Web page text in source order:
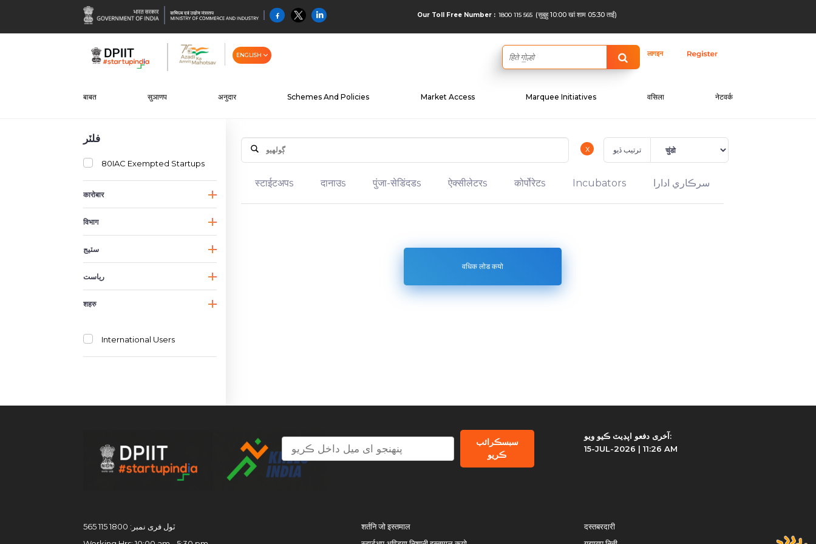
Our Toll Free Number : 1800 115 565 (सुबुहु 10:00 खां शाम 05:30 ताईं)
ENGLISH लागइन
बाबत सुञाणप अनुदार Schemes And Policies Market Access Marquee Initiatives वसिला नेटवर्क
فلٽر
80IAC Exempted Startups
कारोबार
विभाग
سٽیج
ریاست
शहरु
International Users
x ترتيب ڏيو
स्टाईटअपs दानाउs पुंजा-सेडिंदडs ऐक्सीलेटरs कोर्पोरेटs Incubators سرڪاري ادارا
वधिक लोड कयो
سبسڪرائب
ڪریو
آخری دفعو اپڊیٽ ڪیو ویو:
15-JUL-2026 | 11:26 AM
ٽول فری نمبر: 1800 115 565
शर्तनि जो इस्तमाल
दस्तबरदारी